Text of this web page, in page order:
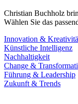
Christian Buchholz
Wählen Sie das
Innovation &
Künstliche Intelligenz
Nachhaltigkeit
Change &
Führung & Leadership
Zukunft & Trends